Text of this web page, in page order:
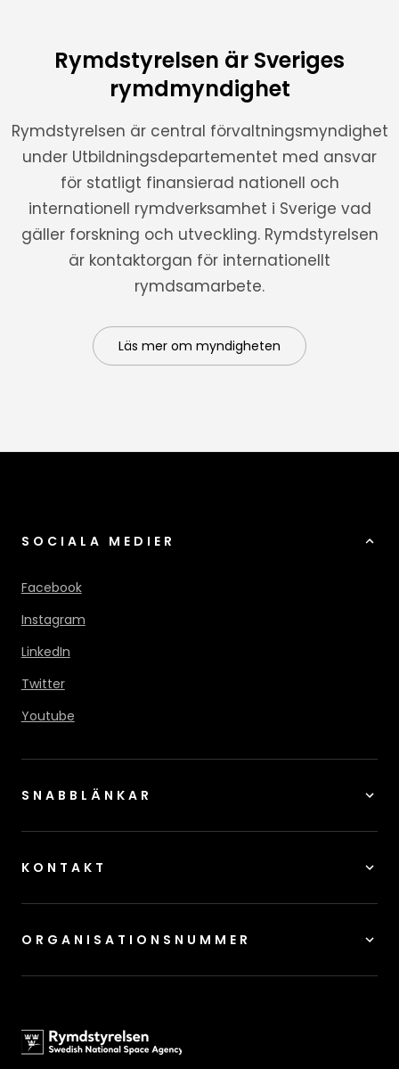
Rymdstyrelsen är Sveriges
rymdmyndighet
Rymdstyrelsen är central förvaltningsmyndighet
under Utbildningsdepartementet med ansvar
för statligt finansierad nationell och
internationell rymdverksamhet i Sverige vad
gäller forskning och utveckling. Rymdstyrelsen
är kontaktorgan för internationellt
rymdsamarbete.
Läs mer om myndigheten
SOCIALA MEDIER
Facebook
Instagram
LinkedIn
Twitter
Youtube
SNABBLÄNKAR
KONTAKT
ORGANISATIONSNUMMER